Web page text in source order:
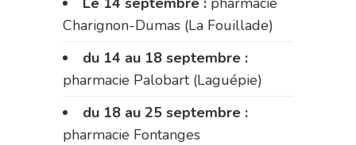
Charignon-Dumas (La Fouillade)
du 14 au 18 septembre :
pharmacie Palobart (Laguépie)
du 18 au 25 septembre :
pharmacie Fontanges